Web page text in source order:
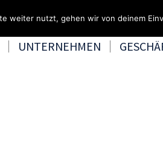
UNTERNEHMEN
weiter nutzt, gehen wir von deinem